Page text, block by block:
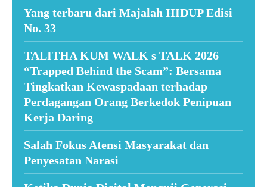
Yang terbaru dari Majalah HIDUP Edisi
No. 33
TALITHA KUM WALK s TALK 2026
“Trapped Behind the Scam”: Bersama
Tingkatkan Kewaspadaan terhadap
Perdagangan Orang Berkedok Penipuan
Kerja Daring
Salah Fokus Atensi Masyarakat dan
Penyesatan Narasi